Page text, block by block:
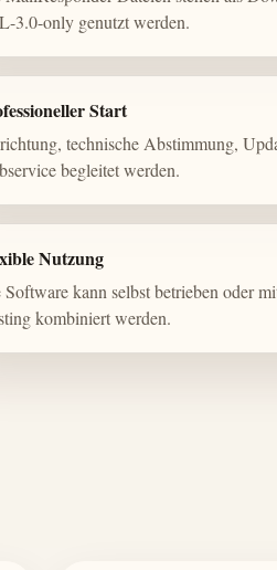
3.0-only genutzt werden.
Start
technische Abstimmung,
begleitet werden.
Nutzung
kann selbst betrieben oder
kombiniert werden.